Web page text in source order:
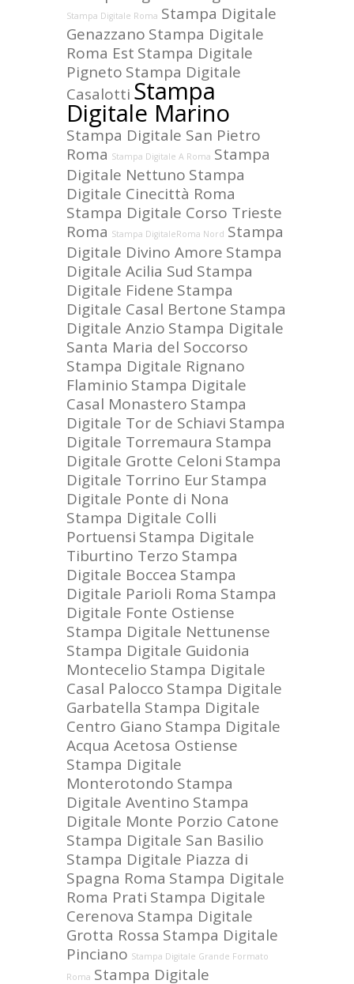
Stampa Digitale Roma Stampa Digitale
Genazzano Stampa Digitale
Roma Est Stampa Digitale
Pigneto Stampa Digitale
Casalotti Stampa
Digitale Marino
Stampa Digitale San Pietro
Roma Stampa Digitale A Roma Stampa
Digitale Nettuno Stampa
Digitale Cinecittà Roma
Stampa Digitale Corso Trieste
Roma Stampa DigitaleRoma Nord Stampa
Digitale Divino Amore Stampa
Digitale Acilia Sud Stampa
Digitale Fidene Stampa
Digitale Casal Bertone Stampa
Digitale Anzio Stampa Digitale
Santa Maria del Soccorso
Stampa Digitale Rignano
Flaminio Stampa Digitale
Casal Monastero Stampa
Digitale Tor de Schiavi Stampa
Digitale Torremaura Stampa
Digitale Grotte Celoni Stampa
Digitale Torrino EurStampa
Digitale Ponte di Nona
Stampa Digitale Colli
Portuensi Stampa Digitale
Tiburtino Terzo Stampa
Digitale Boccea Stampa
Digitale Parioli Roma Stampa
Digitale Fonte Ostiense
Stampa Digitale Nettunense
Stampa Digitale Guidonia
Montecelio Stampa Digitale
Casal Palocco Stampa Digitale
Garbatella Stampa Digitale
Centro Giano Stampa Digitale
Acqua Acetosa Ostiense
Stampa Digitale
Monterotondo Stampa
Digitale Aventino Stampa
Digitale Monte Porzio Catone
Stampa Digitale San Basilio
Stampa Digitale Piazza di
Spagna Roma Stampa Digitale
Roma Prati Stampa Digitale
Cerenova Stampa Digitale
Grotta Rossa Stampa Digitale
Pinciano Stampa Digitale Grande Formato
Roma Stampa Digitale